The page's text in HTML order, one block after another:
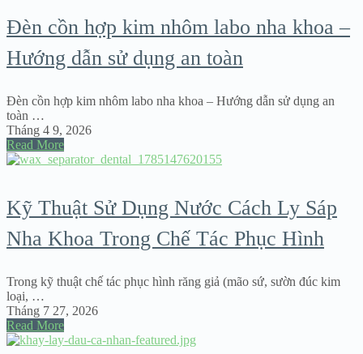
Đèn cồn hợp kim nhôm labo nha khoa –
Hướng dẫn sử dụng an toàn
Đèn cồn hợp kim nhôm labo nha khoa – Hướng dẫn sử dụng an
toàn …
Tháng 4 9, 2026
Read More
Kỹ Thuật Sử Dụng Nước Cách Ly Sáp
Nha Khoa Trong Chế Tác Phục Hình
Trong kỹ thuật chế tác phục hình răng giả (mão sứ, sườn đúc kim
loại, …
Tháng 7 27, 2026
Read More